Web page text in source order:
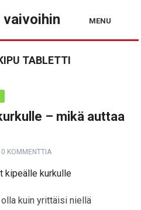
MENU
TABLETTI
– mikä auttaa
0 KOMMENTTIA
kuin yrittäisi niellä